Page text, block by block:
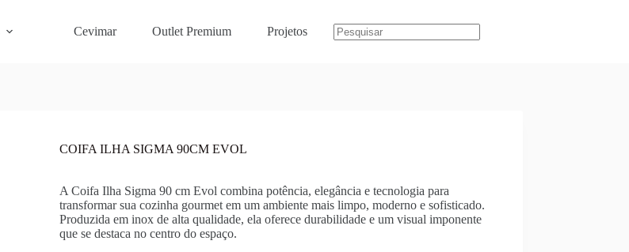
Cevimar Outlet Premium Projetos
COIFA ILHA SIGMA 90CM EVOL
A Coifa Ilha Sigma 90 cm Evol combina potência, elegância e tecnologia para
transformar sua cozinha gourmet em um ambiente mais limpo, moderno e sofisticado.
Produzida em inox de alta qualidade, ela oferece durabilidade e um visual imponente
que se destaca no centro do espaço.